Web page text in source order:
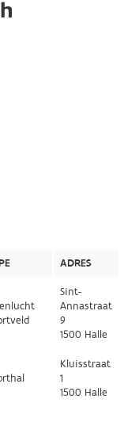
ADRES
Sint-
Annastraat
9
1500 Halle
Kluisstraat
1
1500 Halle